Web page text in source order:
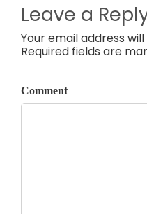
Leave a
Your email address
Required fields are
Comment